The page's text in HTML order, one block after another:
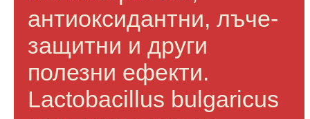
антиоксидантни, лъче-
защитни и други
полезни ефекти.
Lactobacillus bulgaricus